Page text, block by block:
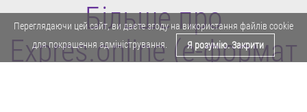
Більше про
Expres.online (e-формат
Переглядаючи цей сайт, ви даєте згоду на використання файлів cookie
для покращення адміністрування.
Я розумію. Закрити